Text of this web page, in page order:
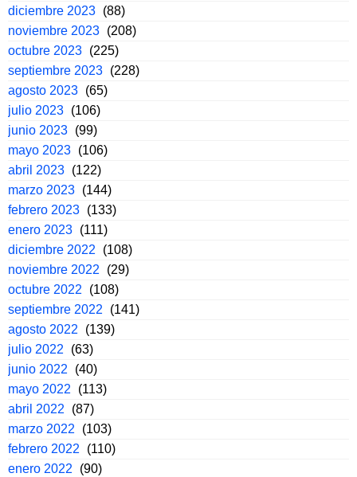
diciembre 2023 (88)
noviembre 2023 (208)
octubre 2023 (225)
septiembre 2023 (228)
agosto 2023 (65)
julio 2023 (106)
junio 2023 (99)
mayo 2023 (106)
abril 2023 (122)
marzo 2023 (144)
febrero 2023 (133)
enero 2023 (111)
diciembre 2022
(108)
noviembre 2022
(29)
octubre 2022
(108)
septiembre 2022
(141)
agosto 2022
(139)
julio 2022
(63)
junio 2022
(40)
mayo 2022
(113)
abril 2022
(87)
marzo 2022
(103)
febrero 2022
(110)
enero 2022
(90)